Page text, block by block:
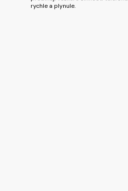
rychle a plynule.